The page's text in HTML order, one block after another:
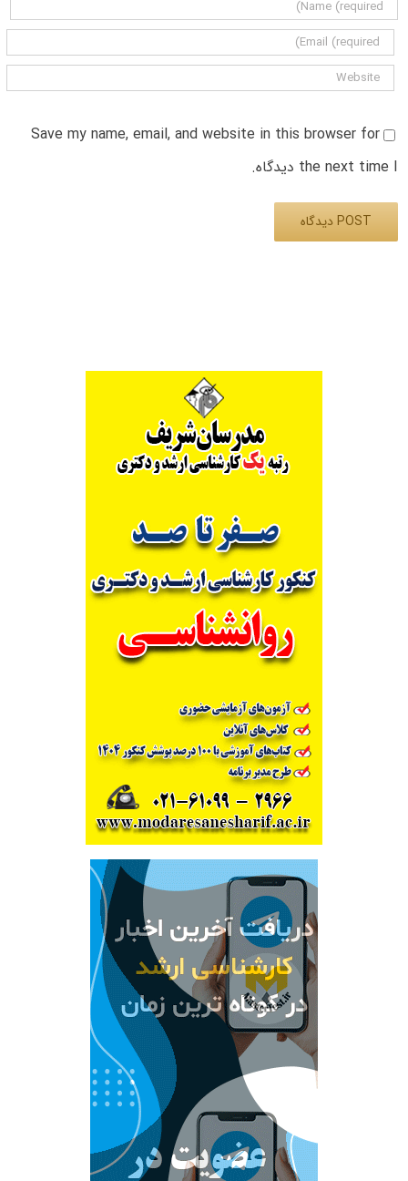
Save my name, email, and website in this browser for
the next time I دیدگاه.